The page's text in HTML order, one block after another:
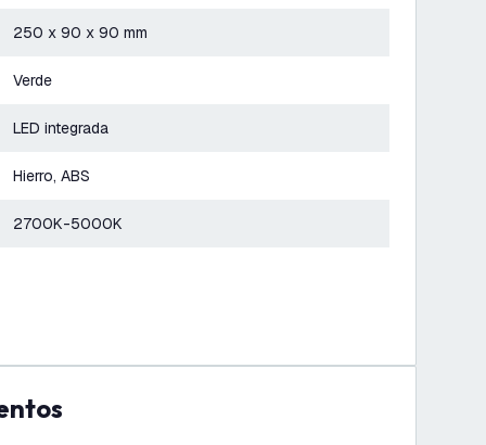
250 x 90 x 90 mm
Verde
LED integrada
Hierro, ABS
2700K-5000K